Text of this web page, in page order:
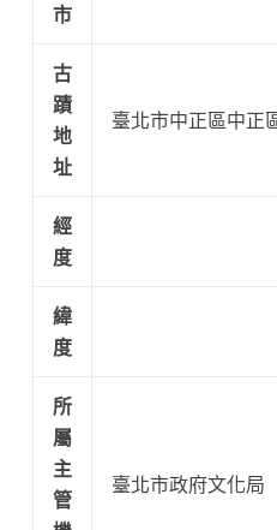
市
古
蹟
地
址
臺北市中正區中正
經
度
緯
度
所
屬
主
管
臺北市政府文化局